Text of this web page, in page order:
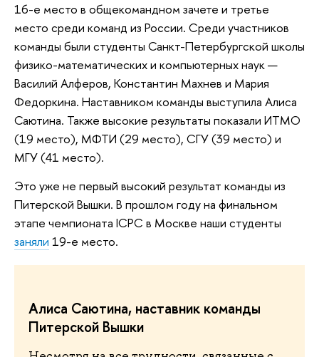
16-е место в общекомандном зачете и третье
место среди команд из России. Среди участников
команды были студенты Санкт-Петербургской школы
физико-математических и компьютерных наук —
Василий Алферов, Константин Махнев и Мария
Федоркина. Наставником команды выступила Алиса
Саютина. Также высокие результаты показали ИТМО
(19 место), МФТИ (29 место), СГУ (39 место) и
МГУ (41 место).
Это уже не первый высокий результат команды из
Питерской Вышки. В прошлом году на финальном
этапе чемпионата ICPC в Москве наши студенты
заняли 19-е место.
Алиса Саютина, наставник команды
Питерской Вышки